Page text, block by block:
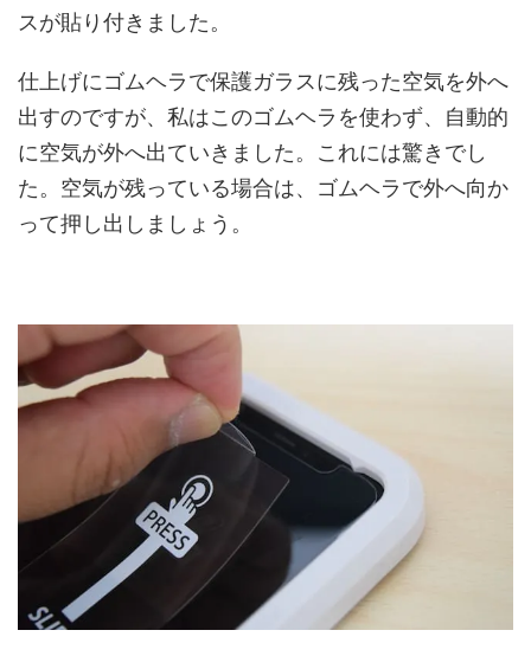
スが貼り付きました。
仕上げにゴムヘラで保護ガラスに残った空気を外へ
出すのですが、私はこのゴムヘラを使わず、自動的
に空気が外へ出ていきました。これには驚きでし
た。空気が残っている場合は、ゴムヘラで外へ向か
って押し出しましょう。